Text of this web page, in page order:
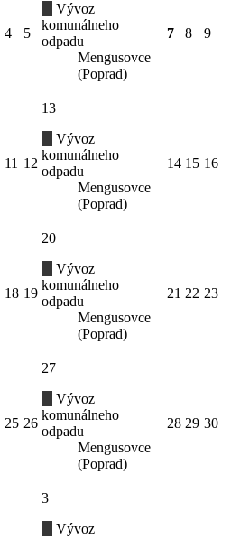
4 5
Vývoz
komunálneho
odpadu
Mengusovce
(Poprad)
7 8 9
11 12
13
Vývoz
komunálneho
odpadu
Mengusovce
(Poprad)
14 15 16
18 19
20
Vývoz
komunálneho
odpadu
Mengusovce
(Poprad)
21 22 23
25 26
27
Vývoz
komunálneho
odpadu
Mengusovce
(Poprad)
28 29 30
3
Vývoz